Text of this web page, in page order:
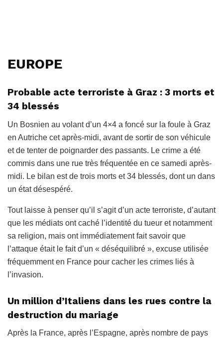
EUROPE
Probable acte terroriste à Graz : 3 morts et
34 blessés
Un Bosnien au volant d’un 4×4 a foncé sur la foule à Graz
en Autriche cet après-midi, avant de sortir de son véhicule
et de tenter de poignarder des passants. Le crime a été
commis dans une rue très fréquentée en ce samedi après-
midi. Le bilan est de trois morts et 34 blessés, dont un dans
un état désespéré.
Tout laisse à penser qu’il s’agit d’un acte terroriste, d’autant
que les médiats ont caché l’identité du tueur et notamment
sa religion, mais ont immédiatement fait savoir que
l’attaque était le fait d’un « déséquilibré », excuse utilisée
fréquemment en France pour cacher les crimes liés à
l’invasion.
Un million d’Italiens dans les rues contre la
destruction du mariage
Après la France, après l’Espagne, après nombre de pays